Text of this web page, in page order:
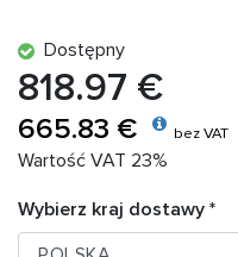
Dostępny
818.97 €
665.83 € bez VAT
Wartość VAT 23%
Wybierz kraj dostawy *